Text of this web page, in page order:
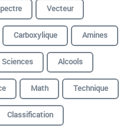
Vecteur
Carboxylique
Amines
Sciences
Alcools
Math
Technique
Classification